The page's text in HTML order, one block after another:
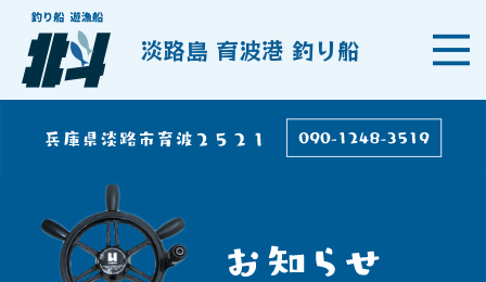
淡路島 育波港 釣り船